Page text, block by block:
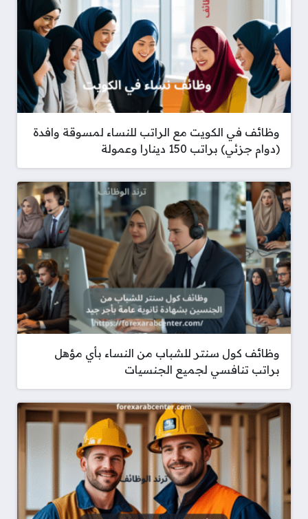
وظائف في الكويت مع الراتب للنساء لمسوقة وافدة
(دوام جزئي) براتب 150 دينارا وعمولة
وظائف كول سنتر للشباب من النساء بأي مؤهل
براتب تنافسي لجميع الجنسيات